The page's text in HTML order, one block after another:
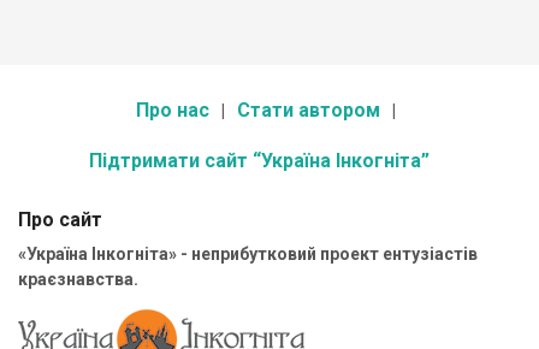
Про нас Стати автором
Підтримати сайт “Україна Інкогніта”
Про сайт
«Україна Інкогніта» - неприбутковий проект ентузіастів
краєзнавства.